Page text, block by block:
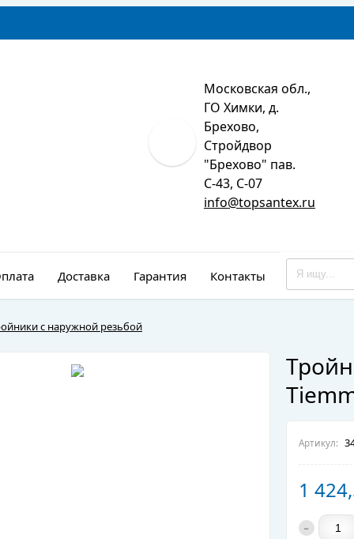
Московская обл.,
ГО Химки, д.
Брехово,
Стройдвор
"Брехово" пав.
С-43, С-07
info@topsantex.ru
Доставка Гарантия Контакты Монтаж
с наружной резьбой
Артикул:
1
-